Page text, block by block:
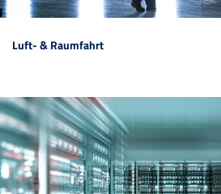
Luft- & Raumfahrt